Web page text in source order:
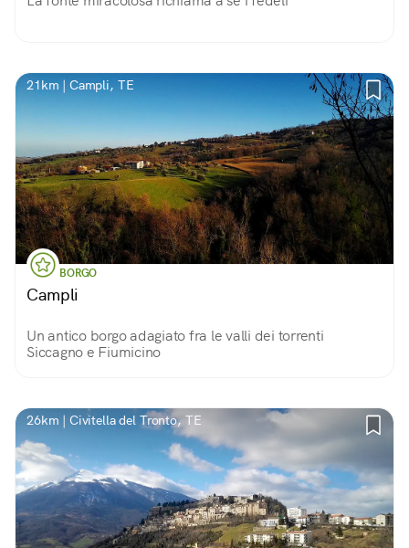
21km | Campli, TE
BORGO
Campli
Un antico borgo adagiato fra le valli dei torrenti
Siccagno e Fiumicino
26km | Civitella del Tronto, TE